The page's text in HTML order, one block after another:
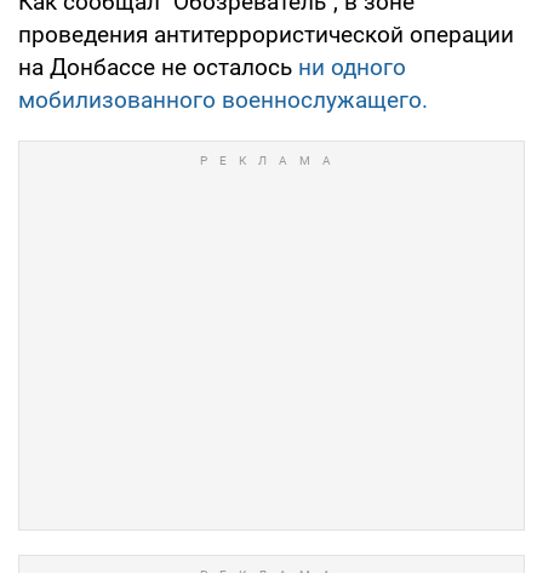
проведения антитеррористической операции
на Донбассе не осталось ни одного
мобилизованного военнослужащего.